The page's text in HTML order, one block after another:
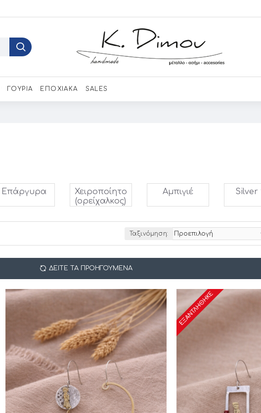
ΓΟΥΡΙΑ ΕΠΟΧΙΑΚΑ SALES
Επάργυρα
Χειροποίητο
(ορείχαλκος)
Αμπιγιέ Silver
Ταξινόμηση:
ΔΕΊΤΕ ΤΑ ΠΡΟΗΓΟΎΜΕΝΑ
ΕΞΑΝΤΛΉΘΗΚΕ